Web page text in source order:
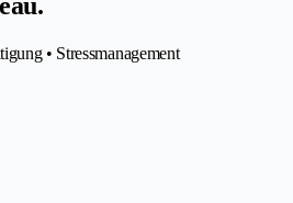
• Stressmanagement